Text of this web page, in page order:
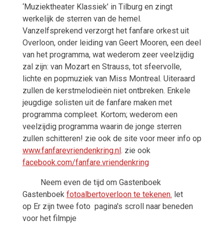
‘Muziektheater Klassiek’ in Tilburg en zingt
werkelijk de sterren van de hemel.
Vanzelfsprekend verzorgt het fanfare orkest uit
Overloon, onder leiding van Geert Mooren, een deel
van het programma, wat wederom zeer veelzijdig
zal zijn: van Mozart en Strauss, tot sfeervolle,
lichte en popmuziek van Miss Montreal. Uiteraard
zullen de kerstmelodieën niet ontbreken. Enkele
jeugdige solisten uit de fanfare maken met
programma compleet. Kortom; wederom een
veelzijdig programma waarin de jonge sterren
zullen schitteren! zie ook de site voor meer info op
www.fanfarevriendenkring.nl. zie ook
facebook.com/fanfare.vriendenkring
Neem even de tijd om Gastenboek
Gastenboek fotoalbertoverloon te tekenen. let
op Er zijn twee foto pagina's scroll naar beneden
voor het filmpje